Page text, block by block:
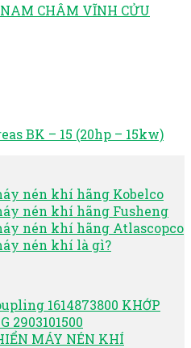
CHÂM VĨNH CỬU
BK – 15 (20hp – 15kw)
nén khí hãng Kobelco
nén khí hãng Fusheng
nén khí hãng Atlascopco
nén khí là gì?
KHỚP
2903101500
MÁY NÉN KHÍ